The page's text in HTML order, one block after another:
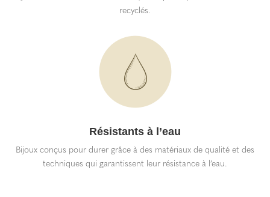
recyclés.
Résistants à l’eau
Bijoux conçus pour durer grâce à des matériaux de qualité et des
techniques qui garantissent leur résistance à l’eau.